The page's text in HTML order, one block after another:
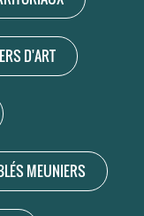
D'ART
MEUNIERS